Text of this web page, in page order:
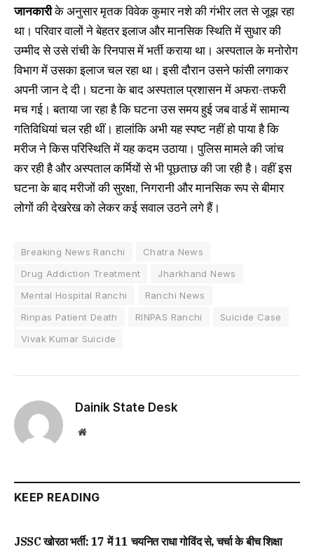
जानकारीके अनुसार मृतक विवेक कुमार नशे की गंभीर लत से जूझ रहा
था। परिवार वालों ने बेहतर इलाज और मानसिक स्थिति में सुधार की
उम्मीद से उसे रांची के रिनपास में भर्ती कराया था। अस्पताल के मनोरोग
विभाग में उसका इलाज चल रहा था। इसी दौरान उसने फांसी लगाकर
अपनी जान दे दी। घटना के बाद अस्पताल प्रशासन में अफरा-तफरी
मच गई। बताया जा रहा है कि घटना उस समय हुई जब वार्ड में सामान्य
गतिविधियां चल रही थीं। हालांकि अभी यह स्पष्ट नहीं हो पाया है कि
मरीज ने किस परिस्थिति में यह कदम उठाया। पुलिस मामले की जांच
कर रही है और अस्पताल कर्मियों से भी पूछताछ की जा रही है। वहीं इस
घटना के बाद मरीजों की सुरक्षा, निगरानी और मानसिक रूप से बीमार
लोगों की देखरेख को लेकर कई सवाल उठने लगे हैं।
Breaking News Ranchi
Chatra News
Drug Addiction Treatment
Jharkhand News
Mental Hospital Ranchi
Ranchi News
Rinpas Patient Death
RINPAS Ranchi
Suicide Case
Vivak Kumar Suicide
Dainik State Desk
Website
KEEP READING
JSSC खोरठा भर्ती: 17 में 11 चयनित राधा गोविंद से, चर्चा के बीच शिक्षा